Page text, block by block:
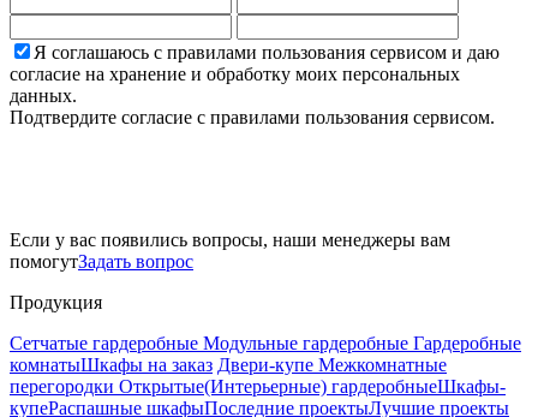
Я соглашаюсь с правилами пользования сервисом и даю
согласие на хранение и обработку моих персональных
данных.
Подтвердите согласие с правилами пользования сервисом.
Если у вас появились вопросы, наши менеджеры вам
помогутЗадать вопрос
Продукция
Сетчатые гардеробные Модульные гардеробные Гардеробные
комнатыШкафы на заказ Двери-купе Межкомнатные
перегородки Открытые(Интерьерные) гардеробныеШкафы-
купеРаспашные шкафыПоследние проектыЛучшие проекты